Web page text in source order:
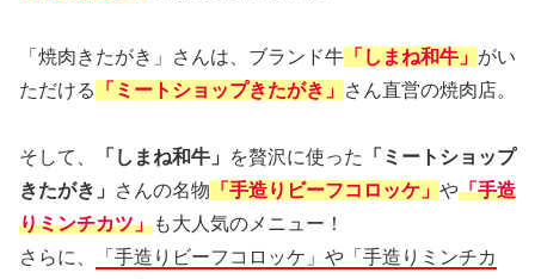
「焼肉きたがき」さんは、ブランド牛 「しまね和牛」 がい
ただける
「ミートショップきたがき」 さん直営の焼肉店。
そして、 「しまね和牛」 を贅沢に使った
「ミートショップ
きたがき」
さんの名物 「手造りビーフコロッケ」 や「手造
りミンチカツ」も大人気のメニュー！
さらに、
「手造りビーフコロッケ」や「手造りミンチカ